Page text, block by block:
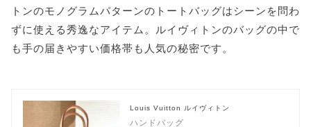
トンのモノグラムパターンのトートバッグはシーンを問わ
ずに使える秀逸なアイテム。ルイヴィトンのバッグの中で
も手の届きやすい価格帯も人気の秘密です。
Louis Vuitton ルイヴィトン
ハンドバッグ